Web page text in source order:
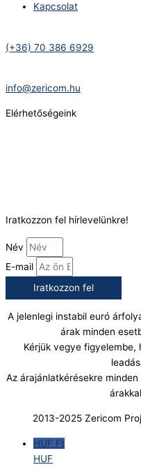
Kapcsolat
(+36) 70 386 6929
info@zericom.hu
Elérhetőségeink
Iratkozzon fel hírlevelünkre!
Név
E-mail
Iratkozzon fel
A jelenlegi instabil euró
árak minden
Kérjük vegye figyelembe,
Az árajánlatkérésekre
2013-2025 Zericom
HUF Ft
HUF